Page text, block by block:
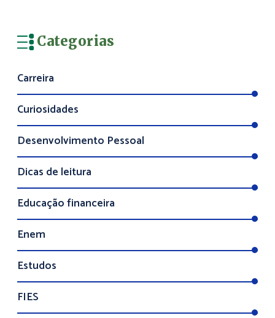
Categorias
Carreira
Curiosidades
Desenvolvimento Pessoal
Dicas de leitura
Educação financeira
Enem
Estudos
FIES